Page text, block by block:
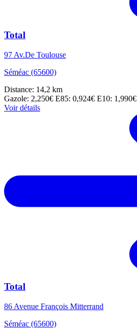
Total
97 Av.De Toulouse
Séméac (65600)
Distance: 14,2 km
Gazole: 2,250€ E85: 0,924€ E10: 1,990€
Voir détails
Total
86 Avenue François Mitterrand
Séméac (65600)